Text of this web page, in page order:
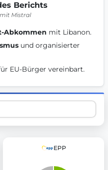
Berichts
Mistral
Abkommen
und organisierter
EU-Bürger vereinbart.
EPP